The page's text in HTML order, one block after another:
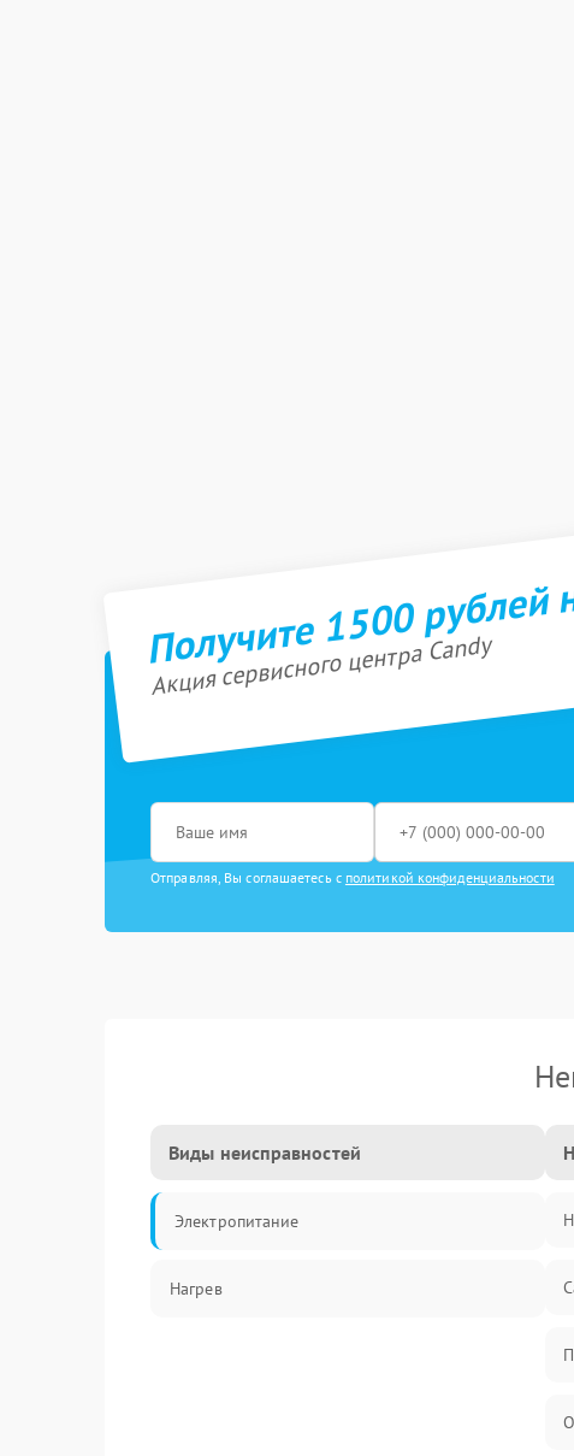
Получите 1500
Акция сервисного центра Candy
Отправляя, Вы соглашаетесь с политикой конфиденциальности
Виды неисправностей
Электропитание
Нагрев